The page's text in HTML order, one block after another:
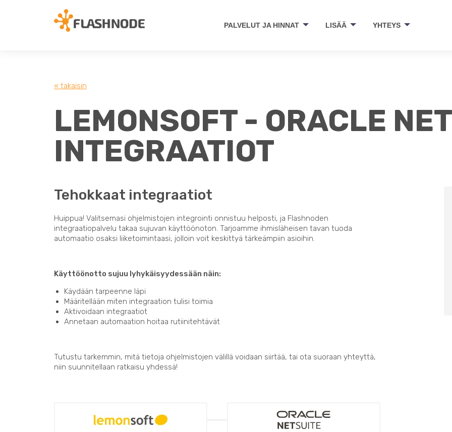
PALVELUT JA HINNAT LISÄÄ YHTEYS
« takaisin
LEMONSOFT - ORACLE
INTEGRAATIOT
Tehokkaat integraatiot
Huippua! Valitsemasi ohjelmistojen integrointi onnistuu helposti, ja Flashnoden
integraatiopalvelu takaa sujuvan käyttöönoton. Tarjoamme ihmisläheisen tavan tuoda
automaatio osaksi liiketoimintaasi, jolloin voit keskittyä tärkeämpiin asioihin.
Käyttöönotto sujuu lyhykäisyydessään näin:
Käydään tarpeenne läpi
Määritellään miten integraation tulisi toimia
Aktivoidaan integraatiot
Annetaan automaation hoitaa rutiinitehtävät
Tutustu tarkemmin, mitä tietoja ohjelmistojen välillä voidaan siirtää, tai ota suoraan yhteyttä,
niin suunnitellaan ratkaisu yhdessä!